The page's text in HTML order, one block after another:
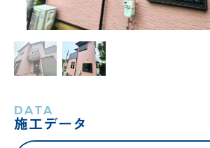
施工データ
DATA